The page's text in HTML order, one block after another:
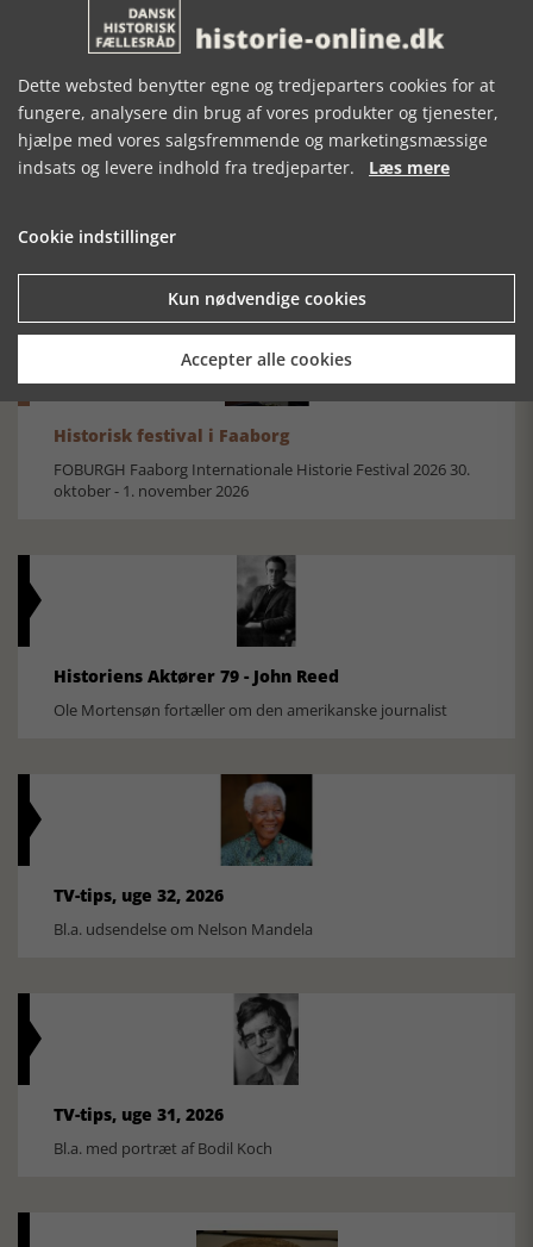
Mosefolket
Silkeborg Hovedgården
Historisk festival i Faaborg
FOBURGH Faaborg Internationale Historie Festival 2026 30.
oktober - 1. november 2026
Historiens Aktører 79 - John Reed
Ole Mortensøn fortæller om den amerikanske journalist
TV-tips, uge 32, 2026
Bl.a. udsendelse om Nelson Mandela
TV-tips, uge 31, 2026
Bl.a. med portræt af Bodil Koch
Dette websted benytter egne og tredjeparters cookies for at
fungere, analysere din brug af vores produkter og tjenester,
hjælpe med vores salgsfremmende og marketingsmæssige
indsats og levere indhold fra tredjeparter. Læs mere
Cookie indstillinger
Kun nødvendige cookies
Accepter alle cookies